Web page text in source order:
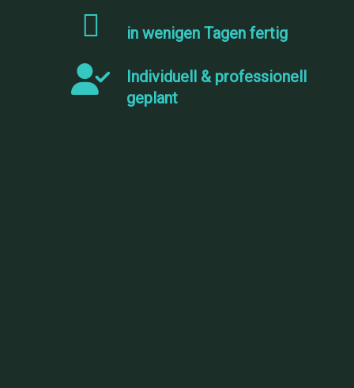
in wenigen Tagenfertig
Individuell & professionell
geplant